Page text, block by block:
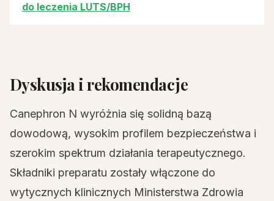
do leczenia LUTS/BPH
Dyskusja i rekomendacje
Canephron N wyróżnia się solidną bazą
dowodową, wysokim profilem bezpieczeństwa i
szerokim spektrum działania terapeutycznego.
Składniki preparatu zostały włączone do
wytycznych klinicznych Ministerstwa Zdrowia